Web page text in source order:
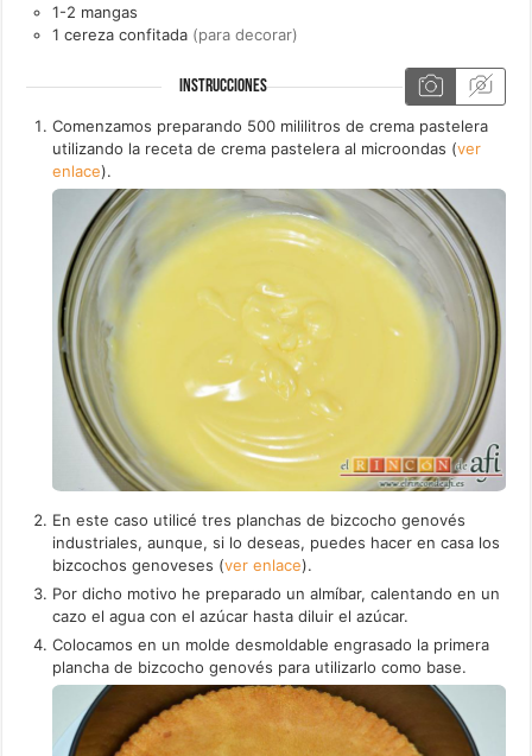
1-2 mangas
1 cereza confitada (para decorar)
INSTRUCCIONES
Comenzamos preparando 500 mililitros de crema pastelera
utilizando la receta de crema pastelera al microondas (ver
enlace).
En este caso utilicé tres planchas de bizcocho genovés
industriales, aunque, si lo deseas, puedes hacer en casa los
bizcochos genoveses (ver enlace).
Por dicho motivo he preparado un almíbar, calentando en un
cazo el agua con el azúcar hasta diluir el azúcar.
Colocamos en un molde desmoldable engrasado la primera
plancha de bizcocho genovés para utilizarlo como base.